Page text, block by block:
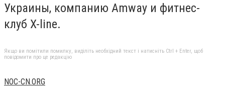
Украины, компанию Amway и фитнес-
клуб X-line.
Якщо ви помітили помилку, виділіть необхідний текст і натисніть Ctrl + Enter, щоб
повідомити про це редакцію
NOC-CN.ORG